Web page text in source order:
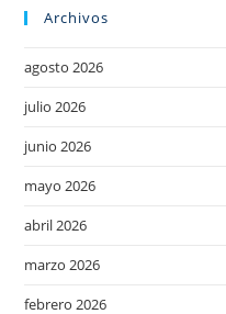
Archivos
agosto 2026
julio 2026
junio 2026
mayo 2026
abril 2026
marzo 2026
febrero 2026